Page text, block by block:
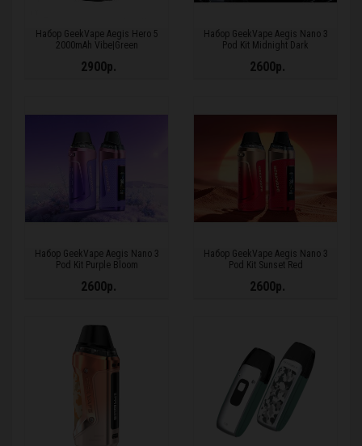
Набор GeekVape Aegis Hero 5
2000mAh Vibe|Green
2900р.
Набор GeekVape Aegis Nano 3
Pod Kit Midnight Dark
2600р.
Набор GeekVape Aegis Nano 3
Pod Kit Purple Bloom
2600р.
Набор GeekVape Aegis Nano 3
Pod Kit Sunset Red
2600р.